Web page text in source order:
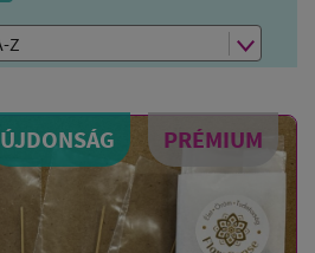
ÚJDONSÁG PRÉMIUM